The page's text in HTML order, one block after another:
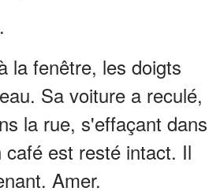
la fenêtre, les doigts
Sa voiture a reculé,
la rue, s'effaçant dans
café est resté intact. Il
Amer.